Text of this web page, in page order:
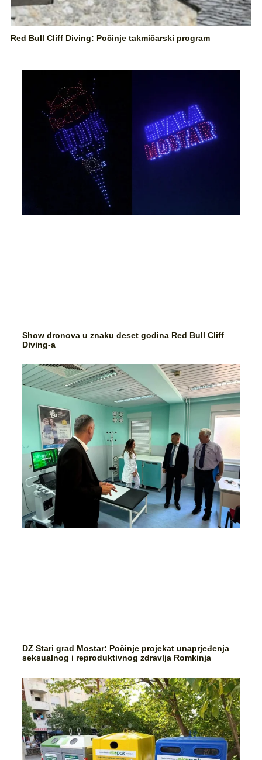
Red Bull Cliff Diving: Počinje takmičarski program
Show dronova u znaku deset godina Red Bull Cliff
Diving-a
DZ Stari grad Mostar: Počinje projekat unaprjeđenja
seksualnog i reproduktivnog zdravlja Romkinja